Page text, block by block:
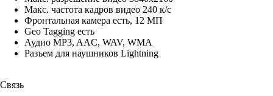
Макс. частота кадров видео 240 к/с
Фронтальная камера есть, 12 МП
Geo Tagging есть
Аудио MP3, AAC, WAV, WMA
Разъем для наушников Lightning
Связь